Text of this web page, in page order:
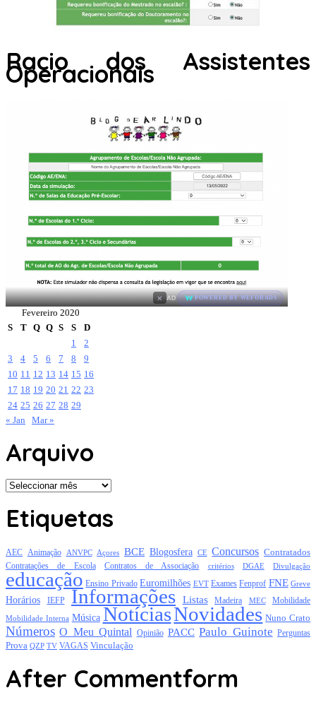
Racio dos Assistentes
Operacionais
× AD POWERED BY WEFORADS
Fevereiro 2020
S
T Q Q S S
D
1
2
3
4 5 6 7 8
9
10 11 12 13 14 15 16
17 18 19 20 21 22 23
24 25 26 27 28 29
« Jan
Mar »
Arquivo
Arquivo
Etiquetas
AEC Animação ANVPC Açores BCE Blogosfera CE Concursos Contratados
Contratações de Escola Contratos de Associação critérios DGAE Divulgação
educação Ensino Privado Euromilhões EVT Exames Fenprof FNE Greve
Horários IEFP Informações Listas Madeira MEC Mobilidade
Mobilidade Interna Música NotíciasNovidades Nuno Crato
Números O Meu Quintal Opinião PACC Paulo Guinote Perguntas
Prova QZP TV VAGAS Vinculação
After Commentform